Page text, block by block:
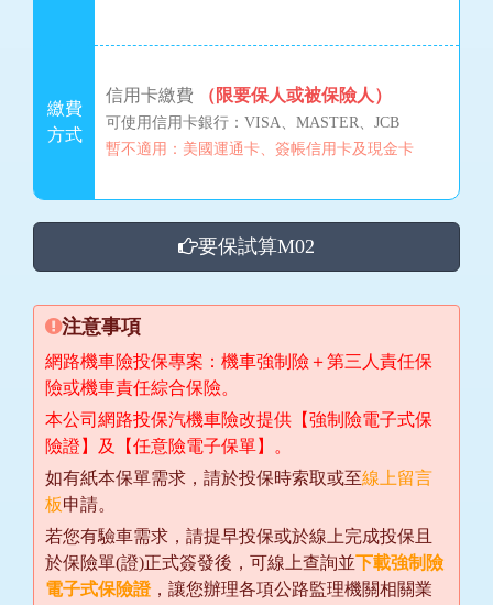
繳費
方式
信用卡繳費 （限要保人或被保險人）
可使用信用卡銀行：VISA、MASTER、JCB
暫不適用：美國運通卡、簽帳信用卡及現金卡
要保試算M02
注意事項
網路機車險投保專案：機車強制險＋第三人責任保
險或機車責任綜合保險。
本公司網路投保汽機車險改提供【強制險電子式保
險證】及【任意險電子保單】。
如有紙本保單需求，請於投保時索取或至線上留言
板申請。
若您有驗車需求，請提早投保或於線上完成投保且
於保險單(證)正式簽發後，可線上查詢並下載強制險
電子式保險證，讓您辦理各項公路監理機關相關業